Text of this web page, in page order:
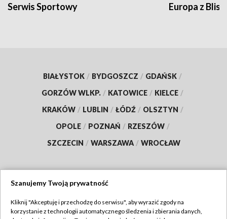
Serwis Sportowy Europa z
BIAŁYSTOK / BYDGOSZCZ / GDAŃSK /
GORZÓW WLKP. / KATOWICE / KIELCE /
KRAKÓW / LUBLIN / ŁÓDŹ / OLSZTYN /
OPOLE / POZNAŃ / RZESZÓW /
SZCZECIN / WARSZAWA / WROCŁAW
TVP
Szanujemy Twoją prywatność
Kliknij "Akceptuję i przechodzę do serwisu", aby wyrazić zgody na
korzystanie z technologii automatycznego śledzenia i zbierania danych,